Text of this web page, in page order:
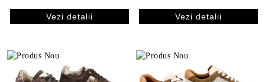
Vezi detalii Vezi detalii